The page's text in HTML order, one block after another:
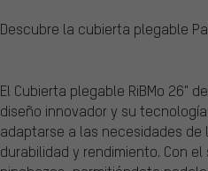
Descubre la cubierta plegable
El Cubierta plegable RiBMo 26"
diseño innovador y su
adaptarse a las necesidades
durabilidad y rendimiento. Con